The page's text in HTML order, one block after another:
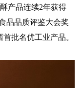
产品连续2年获得
品品质评鉴大会奖
批名优工业产品。